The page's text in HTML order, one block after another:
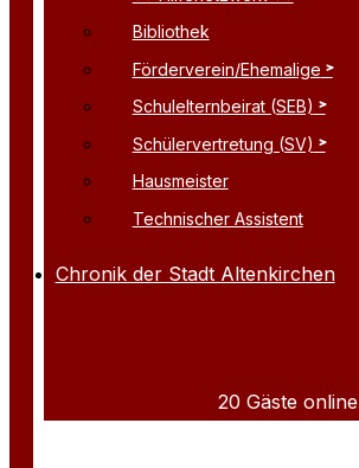
Bibliothek
Förderverein/Ehemalige
Schulelternbeirat (SEB)
Schülervertretung (SV)
Hausmeister
Technischer Assistent
Chronik der Stadt Altenkirchen
20 Gäste online